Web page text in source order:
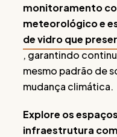
monitoramento
meteorológico e
de vidro que
, garantindo
mesmo padrão de
mudança climática.
Explore os
infraestrutura